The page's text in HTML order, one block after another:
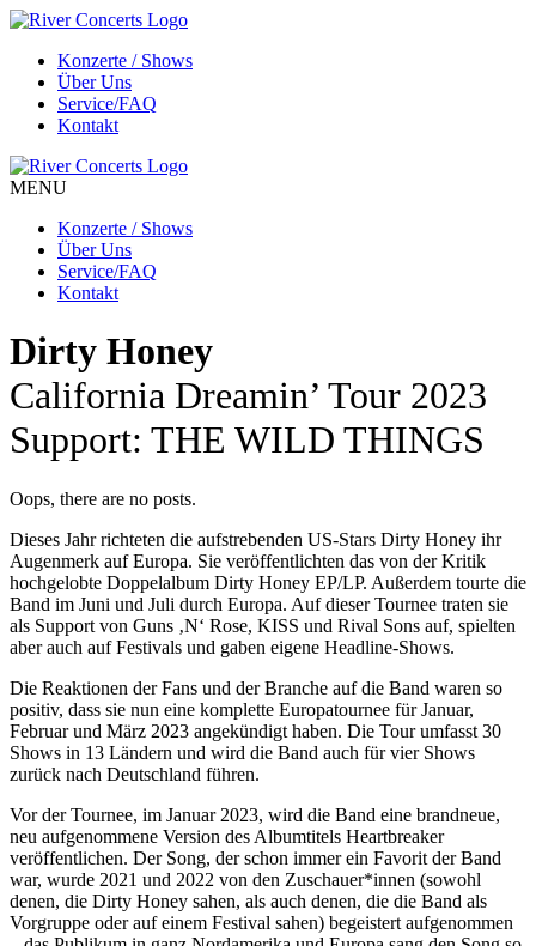
Konzerte / Shows
Über Uns
Service/FAQ
Kontakt
MENU
Konzerte / Shows
Über Uns
Service/FAQ
Kontakt
Dirty Honey
California Dreamin’ Tour 2023
Support: THE WILD THINGS
Oops, there are no posts.
Dieses Jahr richteten die aufstrebenden US-Stars Dirty Honey ihr
Augenmerk auf Europa. Sie veröffentlichten das von der Kritik
hochgelobte Doppelalbum Dirty Honey EP/LP. Außerdem tourte die
Band im Juni und Juli durch Europa. Auf dieser Tournee traten sie
als Support von Guns ‚N‘ Rose, KISS und Rival Sons auf, spielten
aber auch auf Festivals und gaben eigene Headline-Shows.
Die Reaktionen der Fans und der Branche auf die Band waren so
positiv, dass sie nun eine komplette Europatournee für Januar,
Februar und März 2023 angekündigt haben. Die Tour umfasst 30
Shows in 13 Ländern und wird die Band auch für vier Shows
zurück nach Deutschland führen.
Vor der Tournee, im Januar 2023, wird die Band eine brandneue,
neu aufgenommene Version des Albumtitels Heartbreaker
veröffentlichen. Der Song, der schon immer ein Favorit der Band
war, wurde 2021 und 2022 von den Zuschauer*innen (sowohl
denen, die Dirty Honey sahen, als auch denen, die die Band als
Vorgruppe oder auf einem Festival sahen) begeistert aufgenommen